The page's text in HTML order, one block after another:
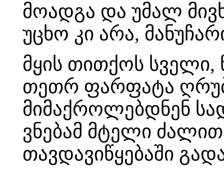
მოადგა და უმალ
უცხო კი არა,
მყის თითქოს სველი,
თეთრ ფარფატა
მიმაქროლებდნენ
ვნებამ მტელი
თავდავიწყებაში